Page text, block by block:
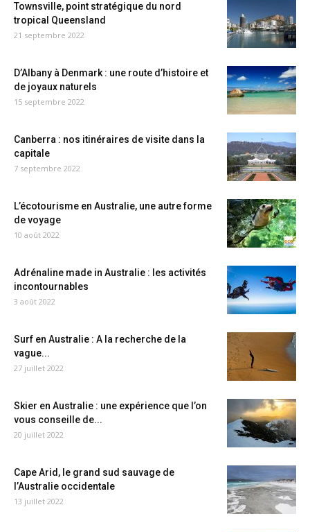
Townsville, point stratégique du nord
tropical Queensland
21 septembre 2022
D’Albany à Denmark : une route d’histoire et
de joyaux naturels
15 septembre 2022
Canberra : nos itinéraires de visite dans la
capitale
7 septembre 2022
L’écotourisme en Australie, une autre forme
de voyage
10 août 2022
Adrénaline made in Australie : les activités
incontournables
3 août 2022
Surf en Australie : A la recherche de la
vague...
27 juillet 2022
Skier en Australie : une expérience que l’on
vous conseille de...
20 juillet 2022
Cape Arid, le grand sud sauvage de
l’Australie occidentale
13 juillet 2022